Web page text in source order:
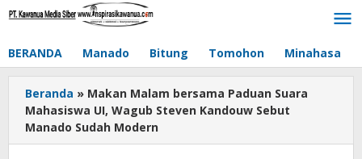
Lewati
BERANDA Manado Bitung Tomohon Minahasa
Beranda » Makan Malam bersama Paduan Suara
Mahasiswa UI, Wagub Steven Kandouw Sebut
Manado Sudah Modern